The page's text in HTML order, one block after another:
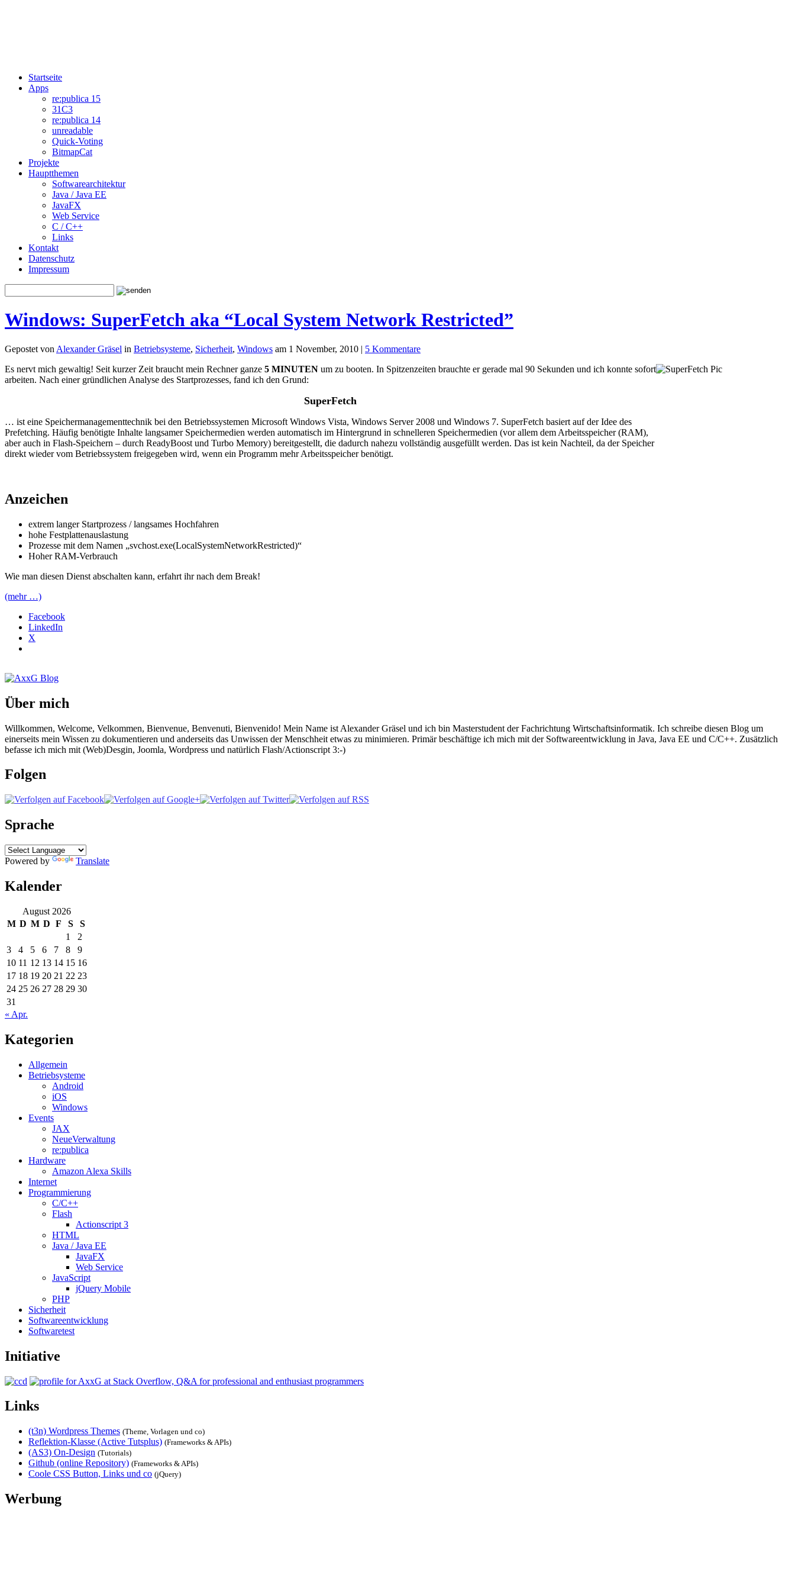
Startseite
Apps
re:publica 15
31C3
re:publica 14
unreadable
Quick-Voting
BitmapCat
Projekte
Hauptthemen
Softwarearchitektur
Java / Java EE
JavaFX
Web Service
C / C++
Links
Kontakt
Datenschutz
Impressum
Windows: SuperFetch aka “Local System Network Restricted”
Gepostet von Alexander Gräsel in Betriebsysteme, Sicherheit, Windows am 1 November, 2010 | 5 Kommentare
Es nervt mich gewaltig! Seit kurzer Zeit braucht mein Rechner ganze 5 MINUTEN um zu booten. In Spitzenzeiten brauchte er gerade mal 90 Sekunden und ich konnte sofort
arbeiten. Nach einer gründlichen Analyse des Startprozesses, fand ich den Grund:
SuperFetch
… ist eine Speichermanagementtechnik bei den Betriebssystemen Microsoft Windows Vista, Windows Server 2008 und Windows 7. SuperFetch basiert auf der Idee des
Prefetching. Häufig benötigte Inhalte langsamer Speichermedien werden automatisch im Hintergrund in schnelleren Speichermedien (vor allem dem Arbeitsspeicher (RAM),
aber auch in Flash-Speichern – durch ReadyBoost und Turbo Memory) bereitgestellt, die dadurch nahezu vollständig ausgefüllt werden. Das ist kein Nachteil, da der Speicher
direkt wieder vom Betriebssystem freigegeben wird, wenn ein Programm mehr Arbeitsspeicher benötigt.
Anzeichen
extrem langer Startprozess / langsames Hochfahren
hohe Festplattenauslastung
Prozesse mit dem Namen „svchost.exe(LocalSystemNetworkRestricted)“
Hoher RAM-Verbrauch
Wie man diesen Dienst abschalten kann, erfahrt ihr nach dem Break!
(mehr …)
Facebook
LinkedIn
X
Über mich
Willkommen, Welcome, Velkommen, Bienvenue, Benvenuti, Bienvenido! Mein Name ist Alexander Gräsel und ich bin Masterstudent der Fachrichtung Wirtschaftsinformatik. Ich schreibe diesen Blog um
einerseits mein Wissen zu dokumentieren und anderseits das Unwissen der Menschheit etwas zu minimieren. Primär beschäftige ich mich mit der Softwareentwicklung in Java, Java EE und C/C++. Zusätzlich
befasse ich mich mit (Web)Desgin, Joomla, Wordpress und natürlich Flash/Actionscript 3:-)
Folgen
Sprache
Powered by Translate
Kalender
August 2026
M D M D F S
S
1
2
3
4 5 6 7 8
9
10 11 12 13 14 15 16
17 18 19 20 21 22 23
24 25 26 27 28 29 30
31
« Apr.
Kategorien
Allgemein
Betriebsysteme
Android
iOS
Windows
Events
JAX
NeueVerwaltung
re:publica
Hardware
Amazon Alexa Skills
Internet
Programmierung
C/C++
Flash
Actionscript 3
HTML
Java / Java EE
JavaFX
Web Service
JavaScript
jQuery Mobile
PHP
Sicherheit
Softwareentwicklung
Softwaretest
Initiative
Links
(t3n) Wordpress Themes (Theme, Vorlagen und co)
Reflektion-Klasse (Active Tutsplus) (Frameworks & APIs)
(AS3) On-Design (Tutorials)
Github (online Repository) (Frameworks & APIs)
Coole CSS Button, Links und co (jQuery)
Werbung